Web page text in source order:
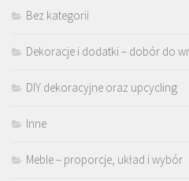
Bez kategorii
Dekoracje i dodatki – dobór do
DIY dekoracyjne oraz upcycling
Inne
Meble – proporcje, układ i wybór